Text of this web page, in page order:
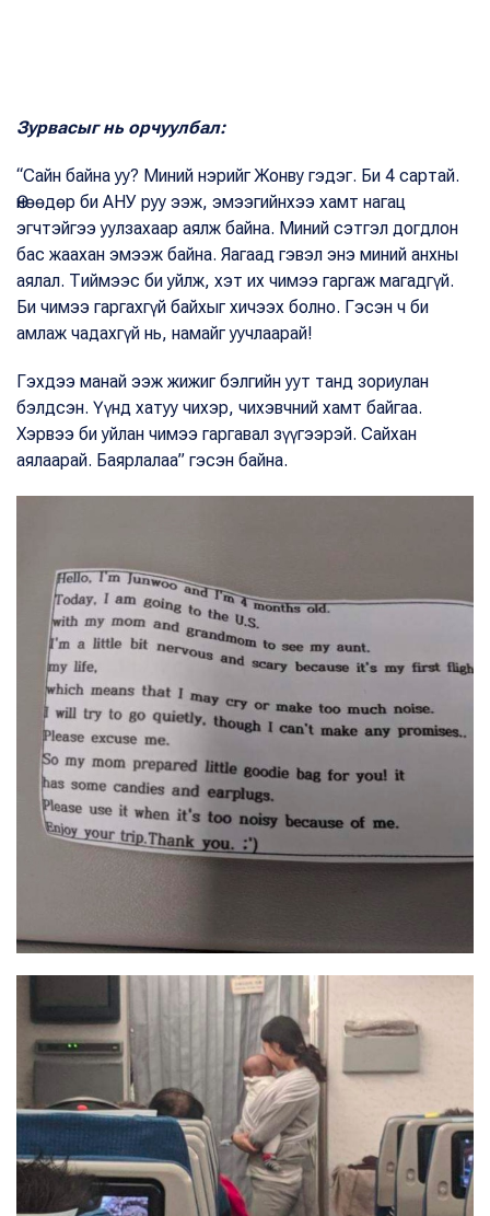
Зурвасыг нь орчуулбал:
“Сайн байна уу? Миний нэрийг Жонву гэдэг. Би 4 сартай.
Өнөөдөр би АНУ руу ээж, эмээгийнхээ хамт нагац
эгчтэйгээ уулзахаар аялж байна. Миний сэтгэл догдлон
бас жаахан эмээж байна. Яагаад гэвэл энэ миний анхны
аялал. Тиймээс би уйлж, хэт их чимээ гаргаж магадгүй.
Би чимээ гаргахгүй байхыг хичээх болно. Гэсэн ч би
амлаж чадахгүй нь, намайг уучлаарай!
Гэхдээ манай ээж жижиг бэлгийн уут танд зориулан
бэлдсэн. Үүнд хатуу чихэр, чихэвчний хамт байгаа.
Хэрвээ би уйлан чимээ гаргавал зүүгээрэй. Сайхан
аялаарай. Баярлалаа” гэсэн байна.